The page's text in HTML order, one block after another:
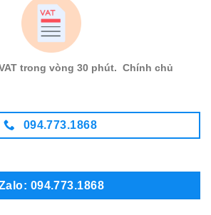
trong vòng 30 phút. Chính chủ
094.773.1868
094.773.1868